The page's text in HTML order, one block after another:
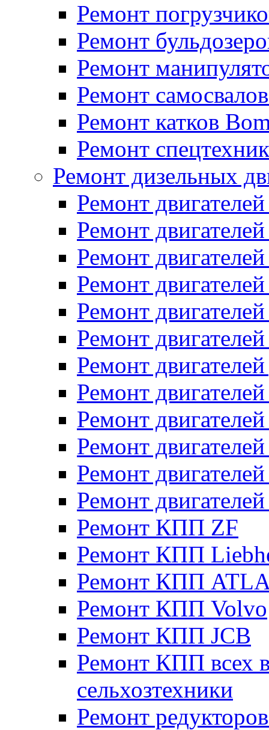
Ремонт
Ремонт
Ремонт
Ремонт
Ремонт катков
Ремонт
Ремонт дизельных
Ремонт
Ремонт
Ремонт
Ремонт
Ремонт
Ремонт
Ремонт
Ремонт
Ремонт
Ремонт
Ремонт
Ремонт
Ремонт КПП ZF
Ремонт КПП
Ремонт КПП
Ремонт КПП Volvo
Ремонт КПП JСB
Ремонт КПП всех
сельхозтехники
Ремонт